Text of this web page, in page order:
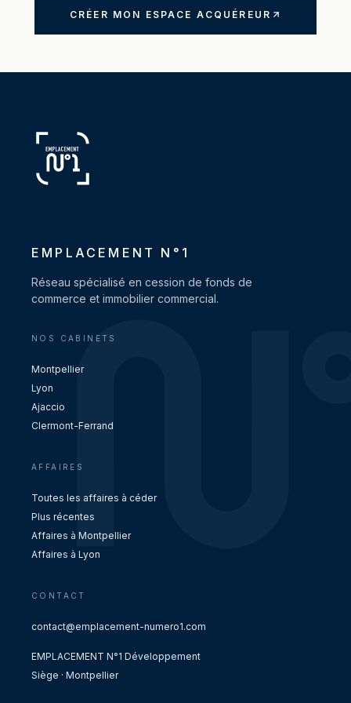
profession libérale, activité médicale ou
structuration de l'acquisition.
CRÉER MON ESPACE ACQUÉREUR
EMPLACEMENT N°1
Réseau spécialisé en cession de fonds de
commerce et immobilier commercial.
NOS CABINETS
Montpellier
Lyon
Ajaccio
Clermont-Ferrand
AFFAIRES
Toutes les affaires à céder
Plus récentes
Affaires à Montpellier
Affaires à Lyon
CONTACT
contact@emplacement-numero1.com
EMPLACEMENT N°1 Développement
Siège · Montpellier